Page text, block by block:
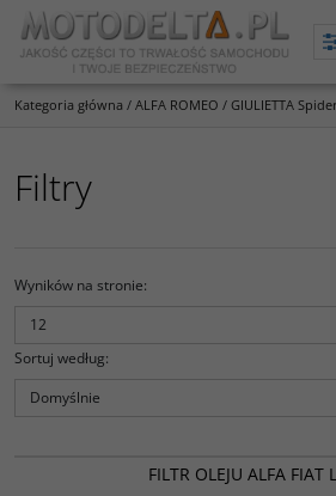
Kategoria główna / ALFA ROMEO / GIULIETTA
Filtry
Wyników na stronie:
Sortuj według:
FILTR OLEJU ALFA FIAT